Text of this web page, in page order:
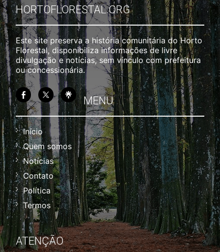
HORTOFLORESTAL.ORG
Este site preserva a história comunitária do Horto
Florestal, disponibiliza informações de livre
divulgação e notícias, sem vínculo com prefeitura
ou concessionária.
MENU
Início
Quem somos
Notícias
Contato
Política
Termos
ATENÇÃO